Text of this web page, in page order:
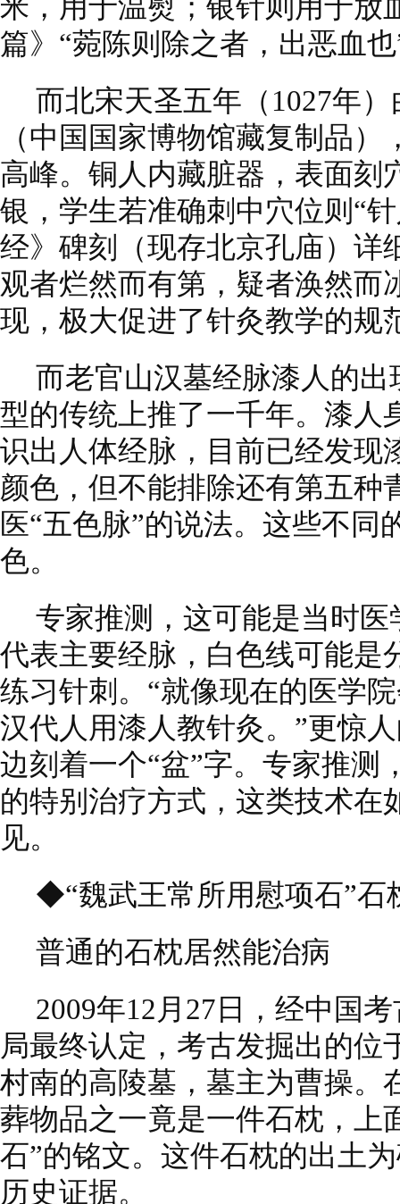
米，用于温熨；银针则用于放
篇》“菀陈则除之者，出恶血
而北宋天圣五年（1027年
（中国国家博物馆藏复制品
高峰。铜人内藏脏器，表面刻
银，学生若准确刺中穴位则“
经》碑刻（现存北京孔庙）详
观者烂然而有第，疑者涣然而
现，极大促进了针灸教学的规
而老官山汉墓经脉漆人的
型的传统上推了一千年。漆人
识出人体经脉，目前已经发现
颜色，但不能排除还有第五
医“五色脉”的说法。这些不
色。
专家推测，这可能是当时
代表主要经脉，白色线可能是
练习针刺。“就像现在的医学
汉代人用漆人教针灸。”更惊
边刻着一个“盆”字。专家推测
的特别治疗方式，这类技术在
见。
◆“魏武王常所用慰项石”
普通的石枕居然能治病
2009年12月27日，经中国
局最终认定，考古发掘出的位
村南的高陵墓，墓主为曹操。
葬物品之一竟是一件石枕，上
石”的铭文。这件石枕的出土
历史证据。